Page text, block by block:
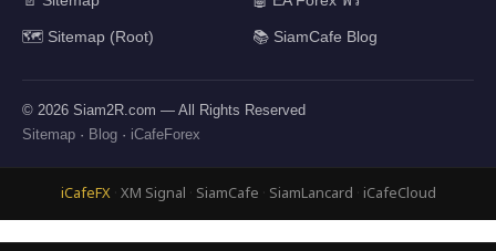
🗺️ Sitemap (Root) 📚 SiamCafe Blog
© 2026 Siam2R.com — All Rights Reserved
Sitemap · Blog · iCafeForex
iCafeFX· XM Signal · SiamCafe · SiamLancard · iCafeCloud